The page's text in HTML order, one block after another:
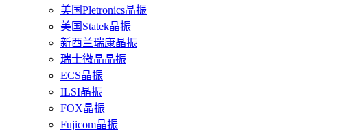
美国Pletronics晶振
美国Statek晶振
新西兰瑞康晶振
瑞士微晶晶振
ECS晶振
ILSI晶振
FOX晶振
Fujicom晶振